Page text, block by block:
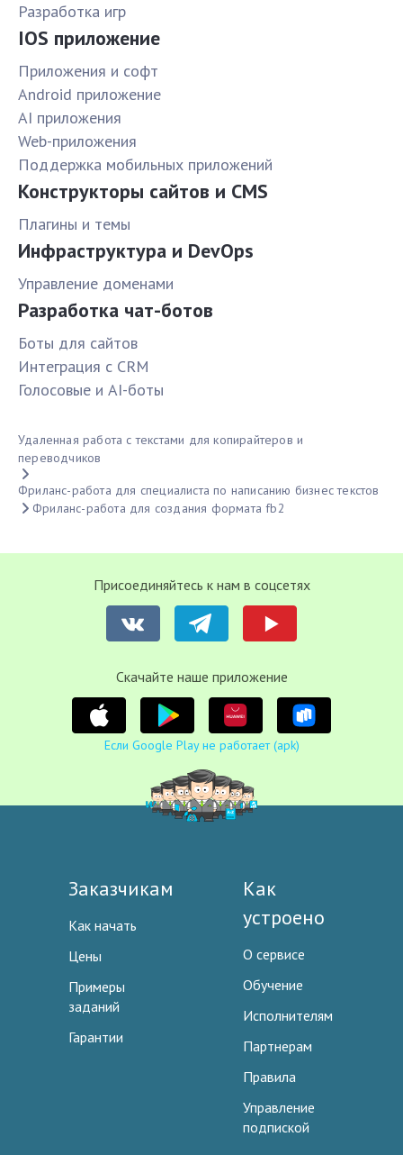
Разработка игр
IOS приложение
Приложения и софт
Android приложение
AI приложения
Web-приложения
Поддержка мобильных приложений
Конструкторы сайтов и CMS
Плагины и темы
Инфраструктура и DevOps
Управление доменами
Разработка чат-ботов
Боты для сайтов
Интеграция с CRM
Голосовые и AI-боты
Удаленная работа с текстами для копирайтеров и
переводчиков
Фриланс-работа для специалиста по написанию бизнес текстов
Фриланс-работа для создания формата fb2
Присоединяйтесь к нам в соцсетях
Cкачайте наше приложение
Если Google Play не работает (apk)
Заказчикам
Как начать
Цены
Примеры
заданий
Гарантии
Как
устроено
О сервисе
Обучение
Исполнителям
Партнерам
Правила
Управление
подпиской